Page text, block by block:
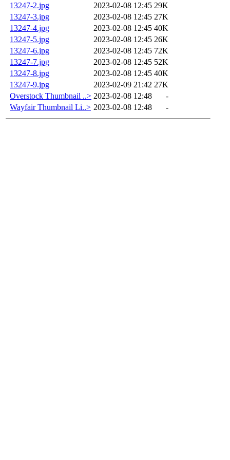
13247-2.jpg
2023-02-08 12:45 29K
13247-3.jpg
2023-02-08 12:45 27K
13247-4.jpg
2023-02-08 12:45 40K
13247-5.jpg
2023-02-08 12:45 26K
13247-6.jpg
2023-02-08 12:45 72K
13247-7.jpg
2023-02-08 12:45 52K
13247-8.jpg
2023-02-08 12:45 40K
13247-9.jpg
2023-02-09 21:42 27K
Overstock Thumbnail ..> 2023-02-08 12:48
-
Wayfair Thumbnail Li..> 2023-02-08 12:48 -